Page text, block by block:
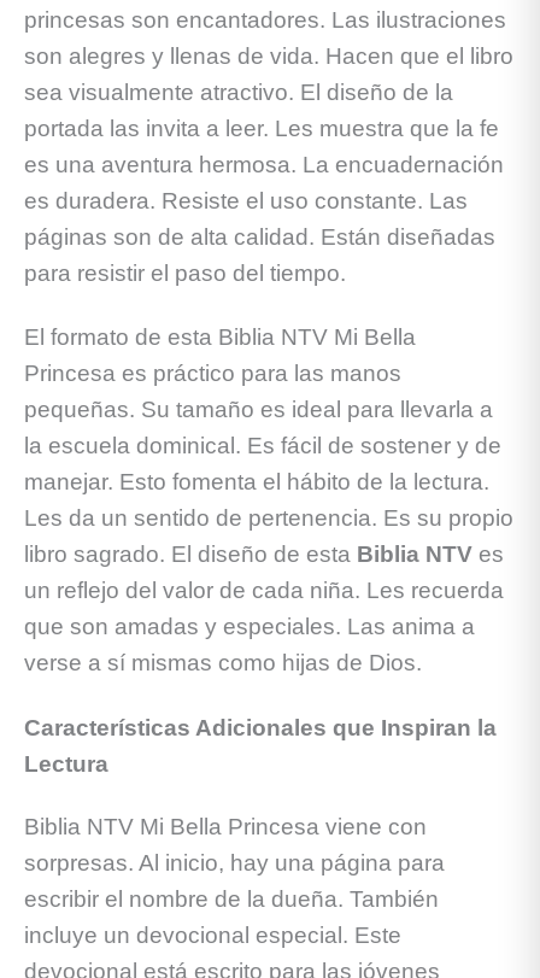
princesas son encantadores. Las ilustraciones
son alegres y llenas de vida. Hacen que el libro
sea visualmente atractivo. El diseño de la
portada las invita a leer. Les muestra que la fe
es una aventura hermosa. La encuadernación
es duradera. Resiste el uso constante. Las
páginas son de alta calidad. Están diseñadas
para resistir el paso del tiempo.
El formato de esta Biblia NTV Mi Bella
Princesa es práctico para las manos
pequeñas. Su tamaño es ideal para llevarla a
la escuela dominical. Es fácil de sostener y de
manejar. Esto fomenta el hábito de la lectura.
Les da un sentido de pertenencia. Es su propio
libro sagrado. El diseño de esta Biblia NTV es
un reflejo del valor de cada niña. Les recuerda
que son amadas y especiales. Las anima a
verse a sí mismas como hijas de Dios.
Características Adicionales que Inspiran la
Lectura
Biblia NTV Mi Bella Princesa viene con
sorpresas. Al inicio, hay una página para
escribir el nombre de la dueña. También
incluye un devocional especial. Este
devocional está escrito para las jóvenes